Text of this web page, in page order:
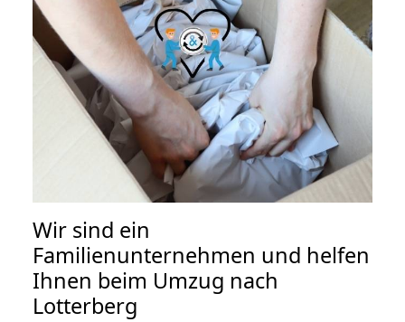
Wir sind ein
Familienunternehmen und helfen
Ihnen beim Umzug nach
Lotterberg